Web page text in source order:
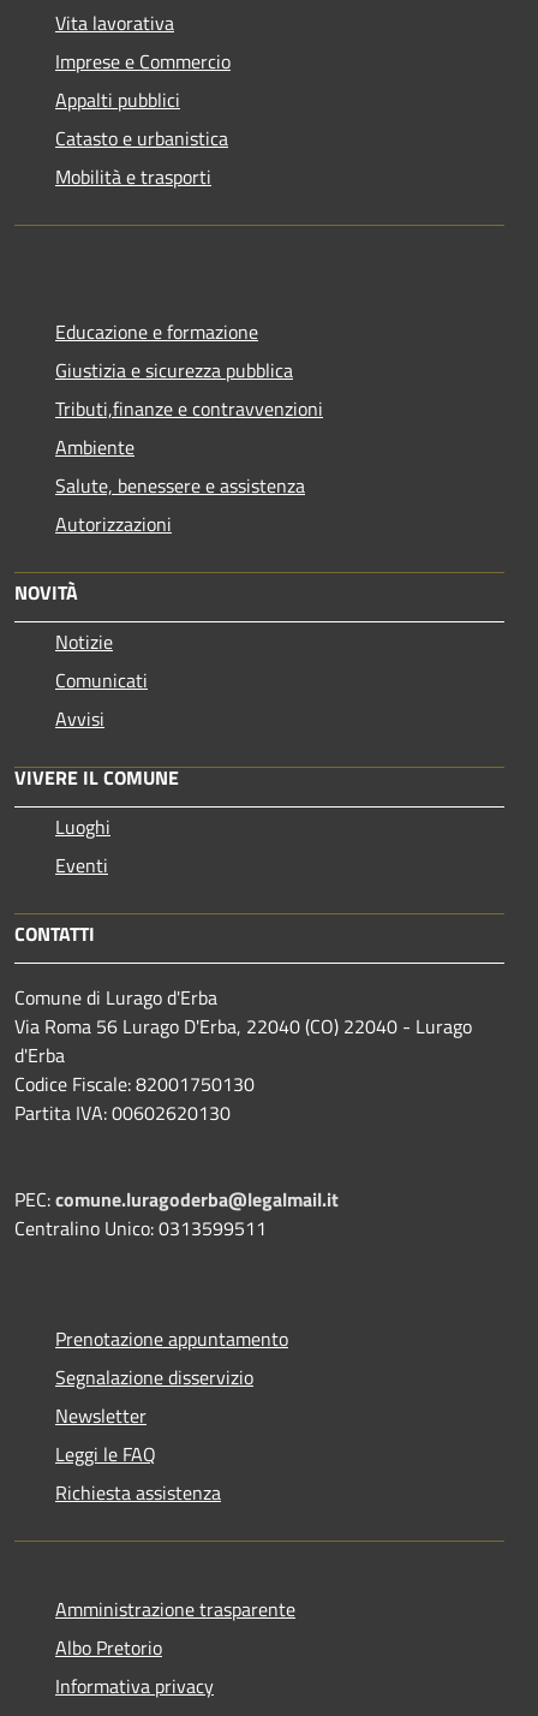
Vita lavorativa
Imprese e Commercio
Appalti pubblici
Catasto e urbanistica
Mobilità e trasporti
Educazione e formazione
Giustizia e sicurezza pubblica
Tributi,finanze e contravvenzioni
Ambiente
Salute, benessere e assistenza
Autorizzazioni
NOVITÀ
Notizie
Comunicati
Avvisi
VIVERE IL COMUNE
Luoghi
Eventi
CONTATTI
Comune di Lurago d'Erba
Via Roma 56 Lurago D'Erba, 22040 (CO) 22040 - Lurago
d'Erba
Codice Fiscale: 82001750130
Partita IVA: 00602620130
PEC:comune.luragoderba@legalmail.it
Centralino Unico: 0313599511
Prenotazione appuntamento
Segnalazione disservizio
Newsletter
Leggi le FAQ
Richiesta assistenza
Amministrazione trasparente
Albo Pretorio
Informativa privacy